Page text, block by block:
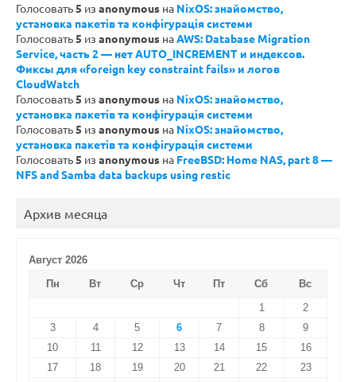
Голосовать5 из anonymous на NixOS: знайомство,
установка пакетів та конфігурація системи
Голосовать5 из anonymous наAWS: Database Migration
Service, часть 2 — нет AUTO_INCREMENT и индексов.
Фиксы для «foreign key constraint fails» и логов
CloudWatch
Голосовать5 из anonymous на NixOS: знайомство,
установка пакетів та конфігурація системи
Голосовать5 из anonymous на NixOS: знайомство,
установка пакетів та конфігурація системи
Голосовать5 из anonymous на FreeBSD: Home NAS, part 8 —
NFS and Samba data backups using restic
Архив месяца
Август 2026
Пн
Вт Ср Чт Пт Сб
Вс
1
2
3
4 5 6 7 8
9
10
11 12 13 14 15
16
17
18 19 20 21 22
23